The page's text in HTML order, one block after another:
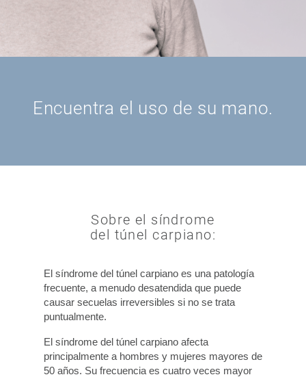
Encuentra el uso de su mano.
Sobre el síndrome
del túnel carpiano:
El síndrome del túnel carpiano es una patología
frecuente, a menudo desatendida que puede
causar secuelas irreversibles si no se trata
puntualmente.
El síndrome del túnel carpiano afecta
principalmente a hombres y mujeres mayores de
50 años. Su frecuencia es cuatro veces mayor